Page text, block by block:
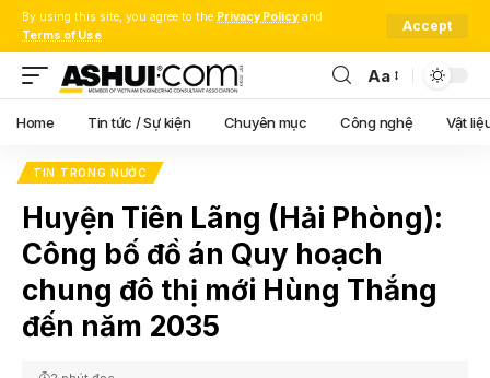
By using this site, you agree to the Privacy Policy and
Terms of Use.
Accept
Font
Resizer
Aa
Home Tin tức / Sự kiện Chuyên mục Công nghệ Vật
TIN TRONG NƯỚC
Huyện Tiên Lãng (Hải Phòng):
Công bố đồ án Quy hoạch
chung đô thị mới Hùng Thắng
đến năm 2035